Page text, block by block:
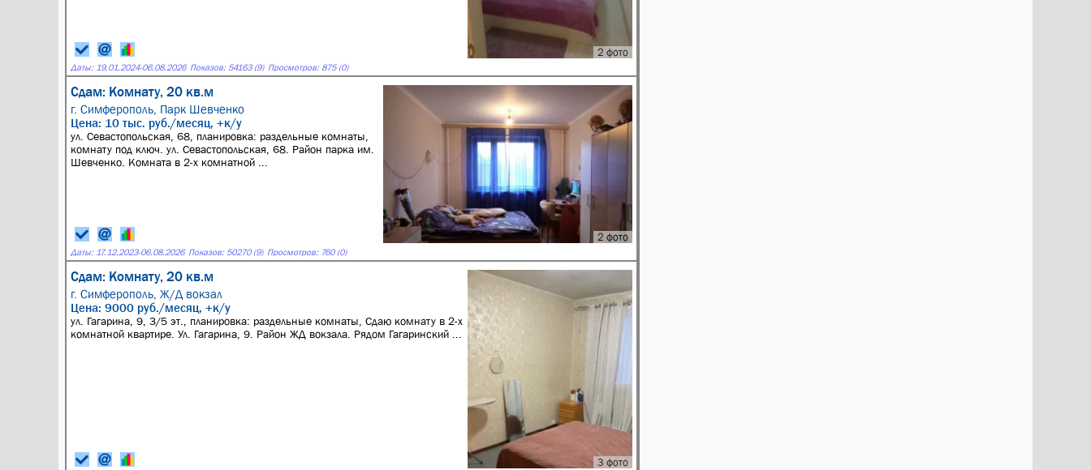
2 фото
Даты: 19.01.2024-06.08.2026 Показов: 54163 (9) Просмотров: 875 (0)
Сдам: Комнату, 20 кв.м
г. Симферополь, Парк Шевченко
2 фото
Цена: 10 тыс. руб./месяц, +к/у
ул. Севастопольская, 68, планировка: раздельные комнаты,
комнату под ключ. ул. Севастопольская, 68. Район парка им.
Шевченко. Комната в 2-х комнатной ...
Даты: 17.12.2023-06.08.2026 Показов: 50270 (9) Просмотров: 760 (0)
Сдам: Комнату, 20 кв.м
г. Симферополь, Ж/Д вокзал
3 фото
Цена: 9000 руб./месяц, +к/у
ул. Гагарина, 9, 3/5 эт., планировка: раздельные комнаты, Сдаю комнату в 2-х
комнатной квартире. Ул. Гагарина, 9. Район ЖД вокзала. Рядом Гагаринский ...